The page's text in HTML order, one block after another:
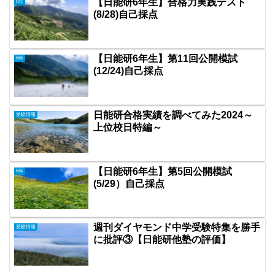
6年
【日能研6年生】合格力実践テスト
(8/28)自己採点
6年
【日能研6年生】第11回公開模試
(12/24)自己採点
受験情報
日能研合格実績を調べてみた2024～
上位校日特編～
6年
【日能研6年生】第5回公開模試
(5/29）自己採点
受験情報
週刊ダイヤモンド中学受験特集を勝手
に批評③【日能研他塾の評価】